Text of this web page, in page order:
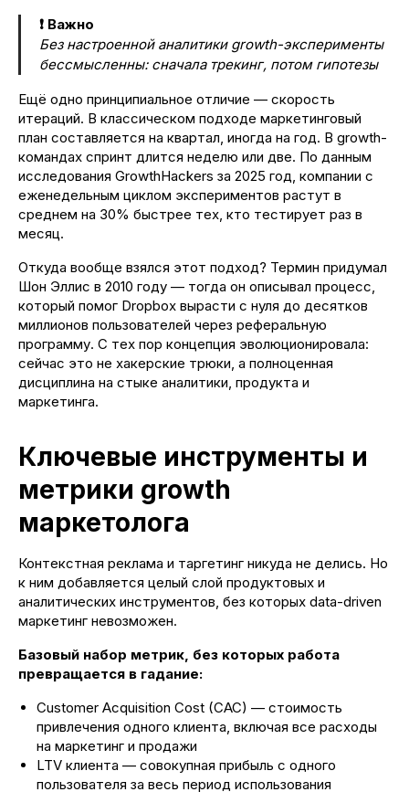
❗ Важно
Без настроенной аналитики growth-эксперименты
бессмысленны: сначала трекинг, потом гипотезы
Ещё одно принципиальное отличие — скорость
итераций. В классическом подходе маркетинговый
план составляется на квартал, иногда на год. В growth-
командах спринт длится неделю или две. По данным
исследования GrowthHackers за 2025 год, компании с
еженедельным циклом экспериментов растут в
среднем на 30% быстрее тех, кто тестирует раз в
месяц.
Откуда вообще взялся этот подход? Термин придумал
Шон Эллис в 2010 году — тогда он описывал процесс,
который помог Dropbox вырасти с нуля до десятков
миллионов пользователей через реферальную
программу. С тех пор концепция эволюционировала:
сейчас это не хакерские трюки, а полноценная
дисциплина на стыке аналитики, продукта и
маркетинга.
Ключевые инструменты и
метрики growth
маркетолога
Контекстная реклама и таргетинг никуда не делись. Но
к ним добавляется целый слой продуктовых и
аналитических инструментов, без которых data-driven
маркетинг невозможен.
Базовый набор метрик, без которых работа
превращается в гадание:
Customer Acquisition Cost (CAC) — стоимость
привлечения одного клиента, включая все расходы
на маркетинг и продажи
LTV клиента — совокупная прибыль с одного
пользователя за весь период использования